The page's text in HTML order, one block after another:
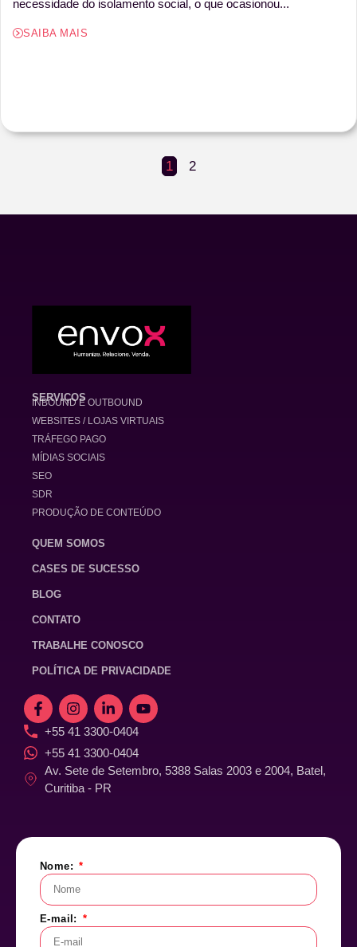
necessidade do isolamento social, o que ocasionou...
SAIBA MAIS
1 2
SERVIÇOS
INBOUND E OUTBOUND
WEBSITES / LOJAS VIRTUAIS
TRÁFEGO PAGO
MÍDIAS SOCIAIS
SEO
SDR
PRODUÇÃO DE CONTEÚDO
QUEM SOMOS
CASES DE SUCESSO
BLOG
CONTATO
TRABALHE CONOSCO
POLÍTICA DE PRIVACIDADE
+55 41 3300-0404
+55 41 3300-0404
Av. Sete de Setembro, 5388 Salas 2003 e 2004, Batel,
Curitiba - PR
Nome:
E-mail: